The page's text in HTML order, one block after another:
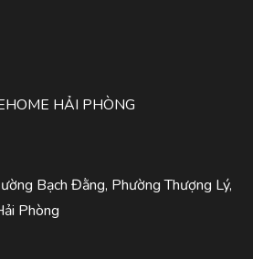
HẢI PHÒNG
Bạch Đằng, Phường Thượng Lý,
Phòng